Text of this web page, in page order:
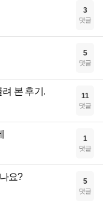
3
댓글
5
댓글
본 후기. 11
댓글
1
댓글
요? 5
댓글